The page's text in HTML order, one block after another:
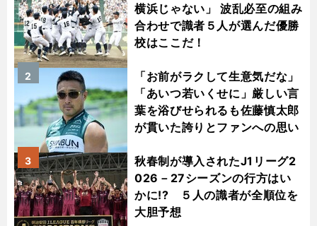
横浜じゃない」 波乱必至の組み
合わせで識者５人が選んだ優勝
校はここだ！
「お前がラクして生意気だな」
「あいつ若いくせに」厳しい言
葉を浴びせられるも佐藤慎太郎
が貫いた誇りとファンへの思い
2
秋春制が導入されたJ1リーグ2
026－27シーズンの行方はい
かに!? ５人の識者が全順位を
大胆予想
3